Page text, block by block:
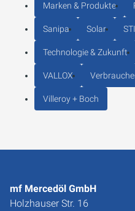
Marken & Produkte
Sanipa Solar
Technologie & Zukunft
VALLOX
Villeroy + Boch
mf Mercedöl GmbH
Holzhauser Str. 16